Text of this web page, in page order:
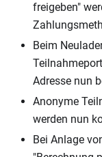
freigeben"
Beim
Adresse nun
Anonyme
werden nun
Bei Anlage